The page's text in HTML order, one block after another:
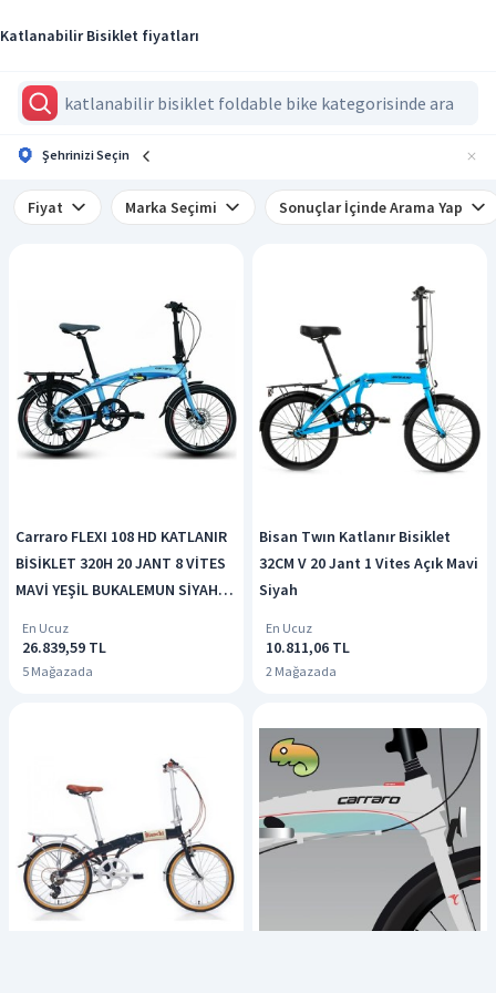
Katlanabilir Bisiklet fiyatları
Şehrinizi Seçin
Fiyat Marka Seçimi Sonuçlar İçinde Arama Yap
Carraro FLEXI 108 HD KATLANIR
BİSİKLET 320H 20 JANT 8 VİTES
MAVİ YEŞİL BUKALEMUN SİYAH
En Ucuz
26.839,59 TL
5 Mağazada
Bisan Twın Katlanır Bisiklet
32CM V 20 Jant 1 Vites Açık Mavi
Siyah
En Ucuz
10.811,06 TL
2 Mağazada